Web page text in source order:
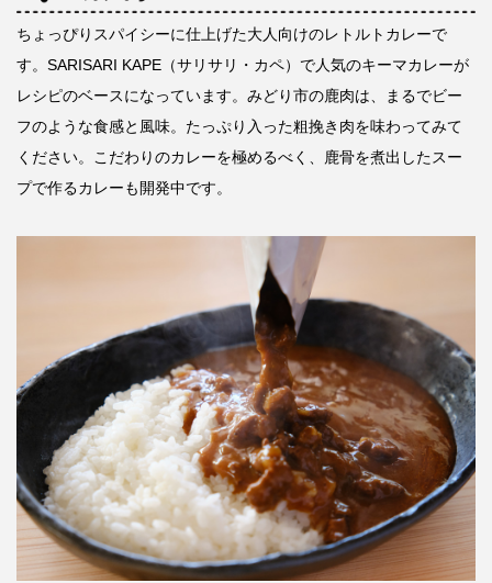
ちょっぴりスパイシーに仕上げた大人向けのレトルトカレーで
す。SARISARI KAPE（サリサリ・カペ）で人気のキーマカレーが
レシピのベースになっています。みどり市の鹿肉は、まるでビー
フのような食感と風味。たっぷり入った粗挽き肉を味わってみて
ください。こだわりのカレーを極めるべく、鹿骨を煮出したスー
プで作るカレーも開発中です。